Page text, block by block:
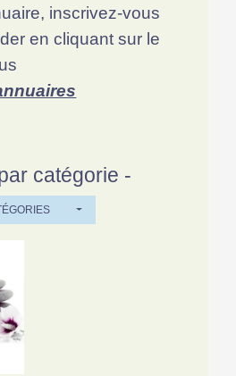
inscrivez-vous
en cliquant sur le
catégorie -